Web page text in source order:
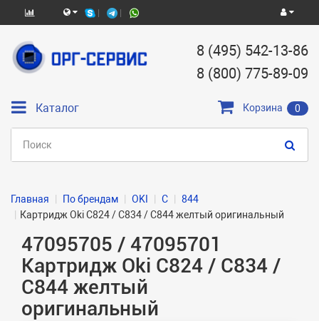
8 (495) 542-13-86
8 (800) 775-89-09
Каталог Корзина 0
Главная По брендам OKI C
844
Картридж Oki C824 / C834 / C844 желтый оригинальный
47095705 / 47095701
Картридж Oki C824 / C834 /
C844 желтый
оригинальный